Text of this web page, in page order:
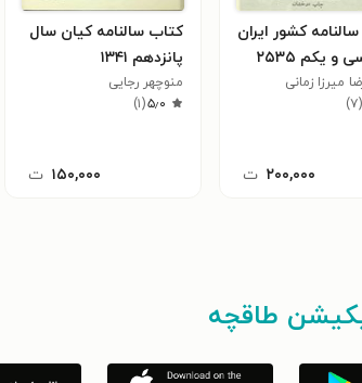
کشور ایران
یکم ۲۵۳۵
میرزا زمانی
(۷)
۲۰۰,۰۰۰ ت
کتاب سالنامه کیان سال
پانزدهم ۱۳۴۱
منوچهر رجایی
۵٫۰(۱)
۱۵۰,۰۰۰ ت
طاقچه